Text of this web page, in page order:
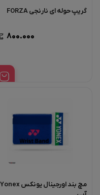
گریپ حوله ای نارنجی FORZA
۸۰۰.۰۰۰
مچ بند اورجینال یونکس Yonex